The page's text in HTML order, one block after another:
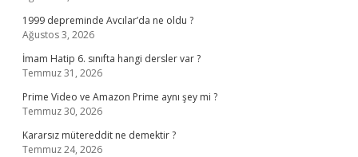
1999 depreminde Avcılar’da ne oldu ?
Ağustos 3, 2026
İmam Hatip 6. sınıfta hangi dersler var ?
Temmuz 31, 2026
Prime Video ve Amazon Prime aynı şey mi ?
Temmuz 30, 2026
Kararsız mütereddit ne demektir ?
Temmuz 24, 2026